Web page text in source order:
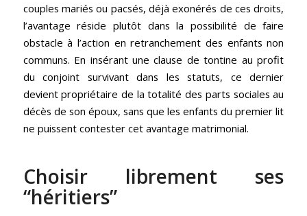
couples mariés ou pacsés, déjà exonérés de ces droits,
l’avantage réside plutôt dans la possibilité de faire
obstacle à l’action en retranchement des enfants non
communs. En insérant une clause de tontine au profit
du conjoint survivant dans les statuts, ce dernier
devient propriétaire de la totalité des parts sociales au
décès de son époux, sans que les enfants du premier lit
ne puissent contester cet avantage matrimonial.
Choisir librement ses
“héritiers”